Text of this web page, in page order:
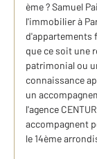
ème ? Samuel
l'immobilier à
d'appartements
que ce soit une
patrimonial ou
connaissance
un
l'agence
accompagnent
le 14ème